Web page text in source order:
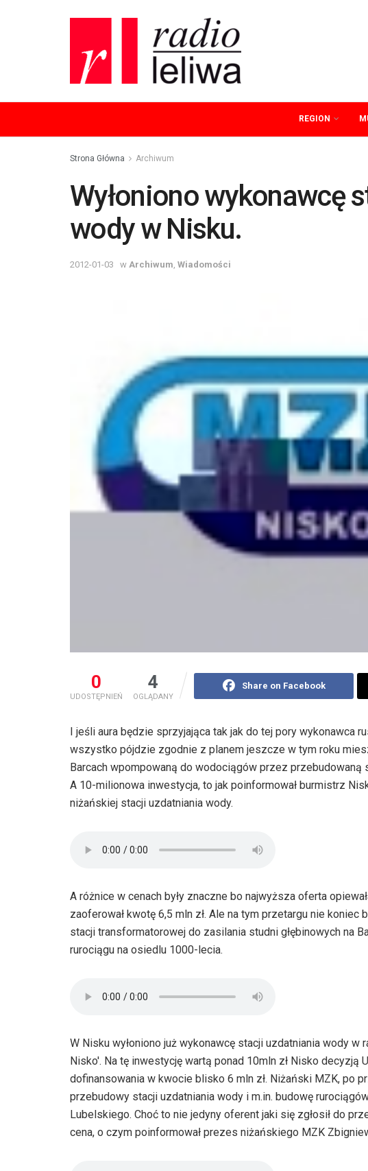
REGION
Strona Główna Archiwum
Wyłoniono wykonawcę
wody w Nisku.
2012-01-03 w Archiwum Wiadomości
0
UDOSTĘPNIEŃ
4
OGLĄDANY
Share on Facebook
I jeśli aura będzie sprzyjająca tak jak do tej pory wykonawca
wszystko pójdzie zgodnie z planem jeszcze w tym roku
Barcach wpompowaną do wodociągów przez przebudowaną
A 10-milionowa inwestycja, to jak poinformował burmistrz
niżańskiej stacji uzdatniania wody.
A różnice w cenach były znaczne bo najwyższa oferta
zaoferował kwotę 6,5 mln zł. Ale na tym przetargu nie
stacji transformatorowej do zasilania studni głębinowych na
rurociągu na osiedlu 1000-lecia.
W Nisku wyłoniono już wykonawcę stacji uzdatniania wody w
Nisko'. Na tę inwestycję wartą ponad 10mln zł Nisko decyzją
dofinansowania w kwocie blisko 6 mln zł. Niżański MZK, po
przebudowy stacji uzdatniania wody i m.in. budowę
Lubelskiego. Choć to nie jedyny oferent jaki się zgłosił do
cena, o czym poinformował prezes niżańskiego MZK